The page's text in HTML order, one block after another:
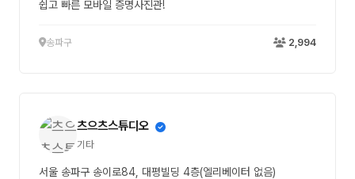
쉽고 빠른 모바일 증명사진관!
송파구 2,994
츠으츠스튜디오
기타
서울 송파구 송이로84, 대평빌딩 4층(엘리베이터 없음)